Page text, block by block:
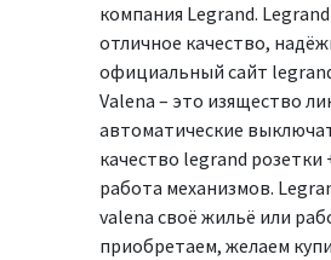
компания Legrand.
отличное качество,
официальный сайт
Valena – это изящество
автоматические
качество legrand
работа механизмов.
valena своё жильё или
приобретаем, желаем